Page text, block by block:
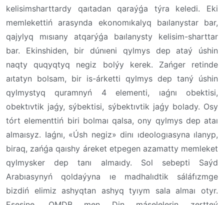
kelisimsharttardy qaıtadan qaraýǵa týra keledi. Eki
memlekettiń arasynda ekonomıkalyq baılanystar bar,
qajylyq mısıany atqarýǵa baılanysty kelisim-sharttar
bar. Ekinshiden, bir dúnıeni qylmys dep ataý úshin
naqty quqyqtyq negiz bolýy kerek. Zańger retinde
aıtatyn bolsam, bir is-árketti qylmys dep taný úshin
qylmystyq quramnyń 4 elementi, ıaǵnı obektisi,
obektıvtik jaǵy, sýbektisi, sýbektıvtik jaǵy bolady. Osy
tórt elementtiń biri bolmaı qalsa, ony qylmys dep ataı
almaısyz. Iaǵnı, «Úsh negiz» dinı ıdeologıasyna ılanyp,
biraq, zańǵa qaıshy áreket etpegen azamatty memleket
qylmysker dep tanı almaıdy. Sol sebepti Saýd
Arabıasynyń qoldaýyna ıe madhalıdtik sáláfızmge
bizdiń elimiz ashyqtan ashyq tyıym sala almaı otyr.